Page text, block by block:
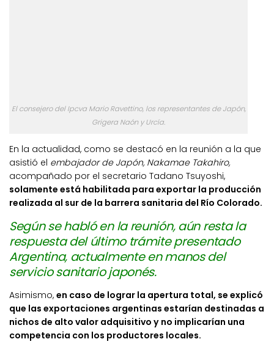
El consejero del Ipcva Mario Ravettino, los representantes de Japón,
Grigera Naón y Urcía.
En la actualidad, como se destacó en la reunión a la que
asistió el embajador de Japón, Nakamae Takahiro,
acompañado por el secretario Tadano Tsuyoshi,
solamente está habilitada para exportar la producción
realizada al sur de la barrera sanitaria del Río Colorado.
Según se habló en la reunión, aún resta la
respuesta del último trámite presentado
Argentina, actualmente en manos del
servicio sanitario japonés.
Asimismo, en caso de lograr la apertura total, se explicó
que las exportaciones argentinas estarían destinadas a
nichos de alto valor adquisitivo y no implicarían una
competencia con los productores locales.